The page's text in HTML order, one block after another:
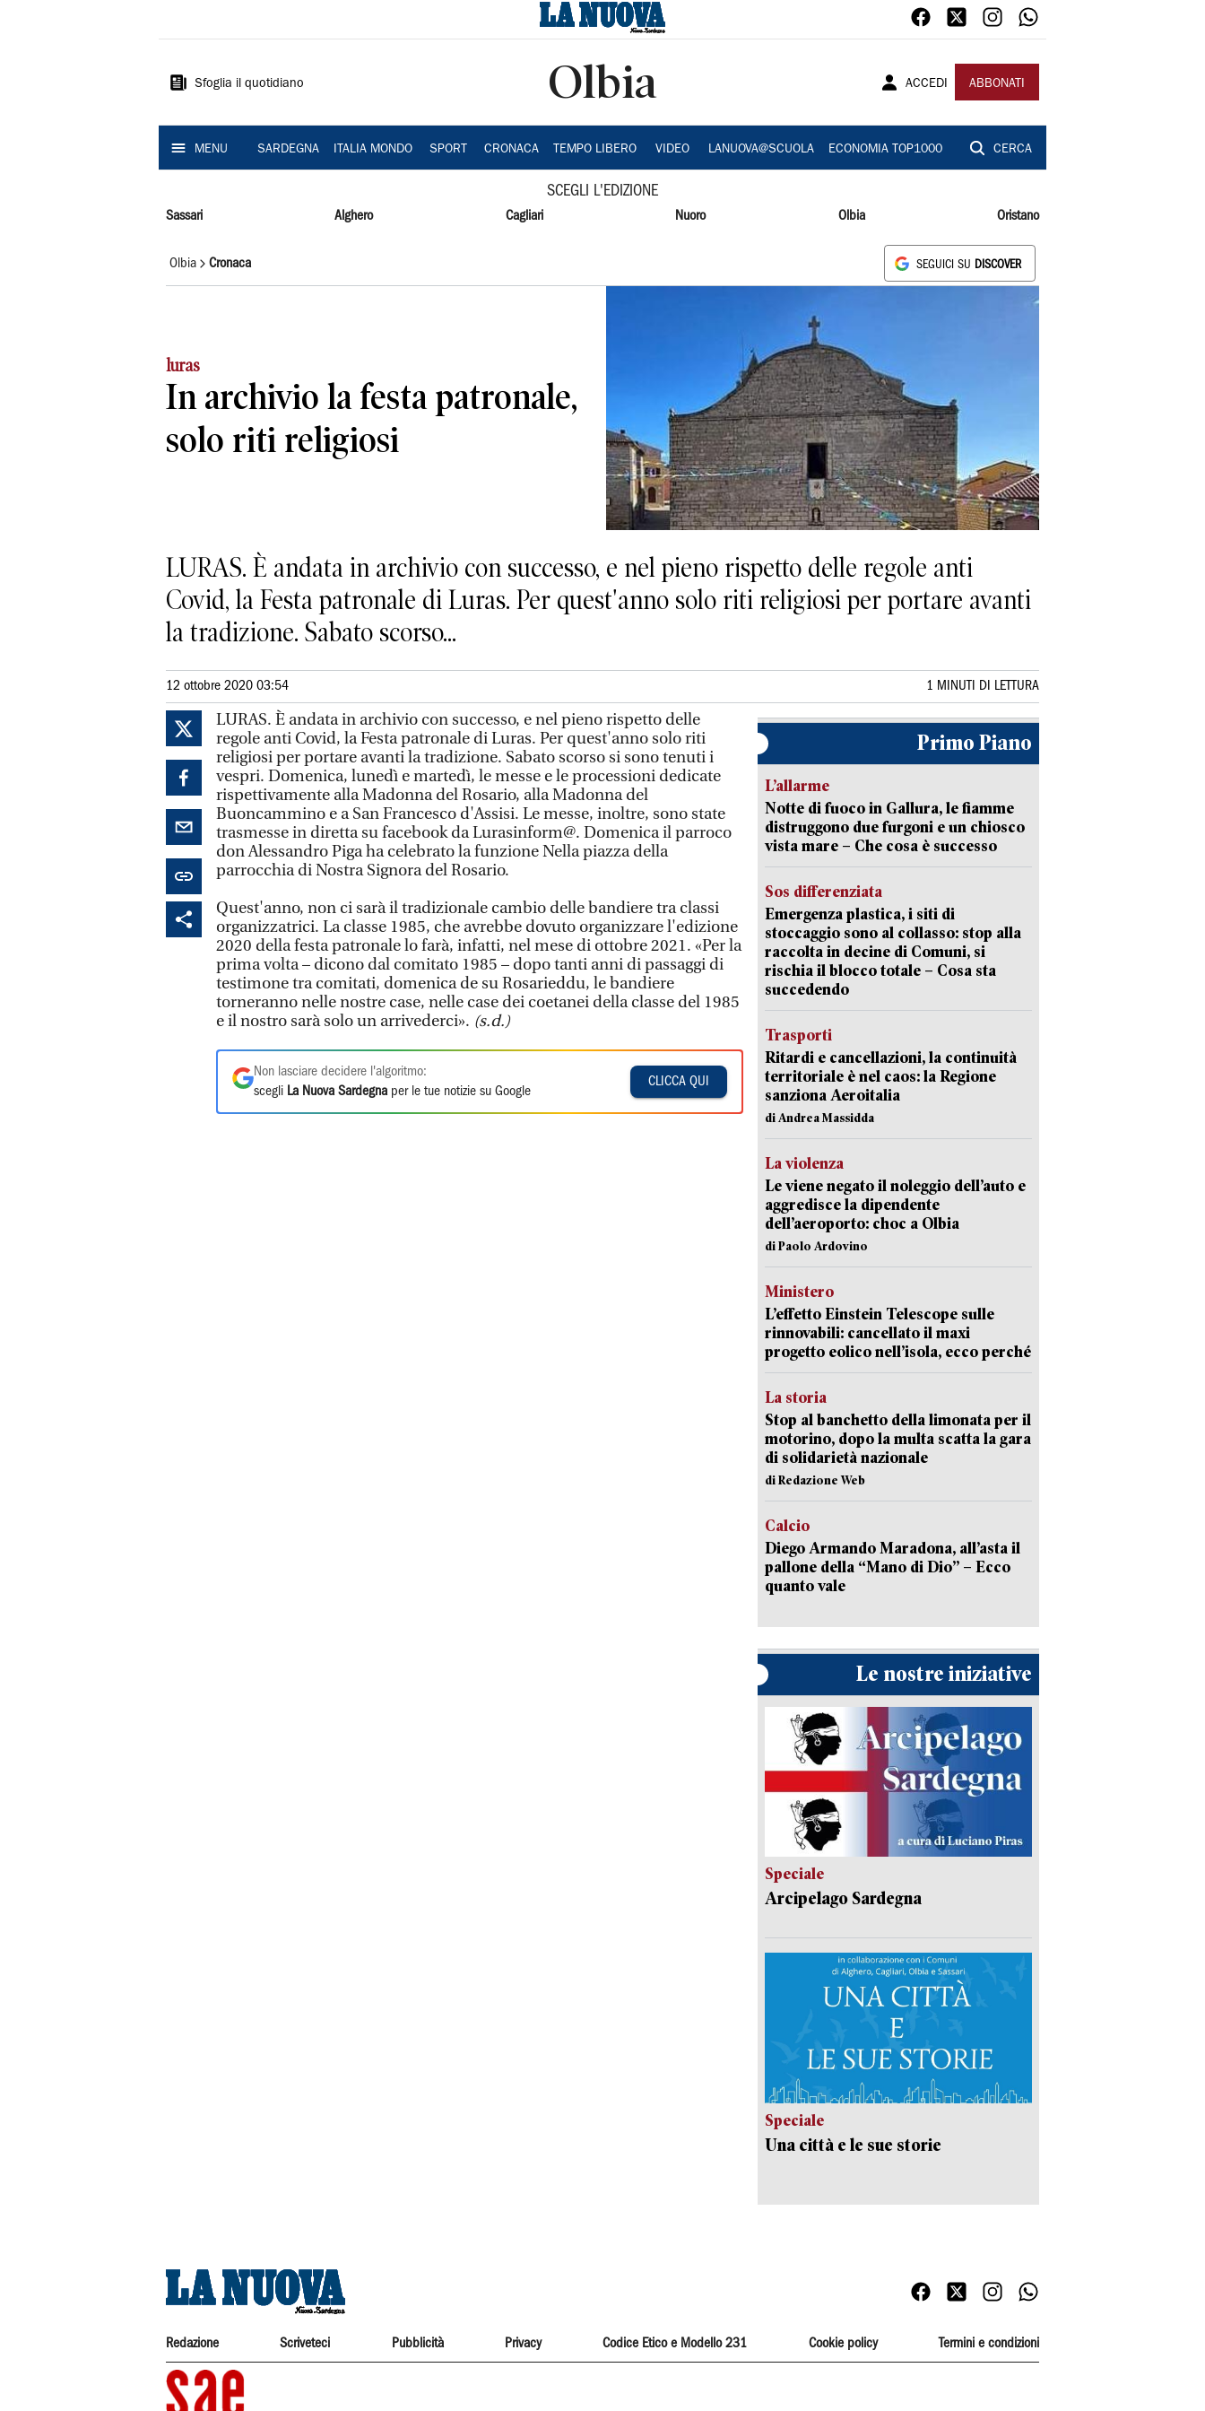
Sardegna
Sfoglia il quotidiano Olbia ACCEDI ABBONATI
MENU SARDEGNA ITALIA MONDO SPORT CRONACA TEMPO LIBERO VIDEO LANUOVA@SCUOLA ECONOMIA TOP1000 CERCA
SCEGLI L'EDIZIONE
Sassari Alghero Cagliari Nuoro Olbia Oristano
Olbia Cronaca SEGUICI SU DISCOVER
luras
In archivio la festa patronale,
solo riti religiosi
LURAS. È andata in archivio con successo, e nel pieno rispetto delle regole anti
Covid, la Festa patronale di Luras. Per quest'anno solo riti religiosi per portare avanti
la tradizione. Sabato scorso...
12 ottobre 2020 03:54 1 MINUTI DI LETTURA
LURAS. È andata in archivio con successo, e nel pieno rispetto delle
regole anti Covid, la Festa patronale di Luras. Per quest'anno solo riti
religiosi per portare avanti la tradizione. Sabato scorso si sono tenuti i
vespri. Domenica, lunedì e martedì, le messe e le processioni dedicate
rispettivamente alla Madonna del Rosario, alla Madonna del
Buoncammino e a San Francesco d'Assisi. Le messe, inoltre, sono state
trasmesse in diretta su facebook da Lurasinform@. Domenica il parroco
don Alessandro Piga ha celebrato la funzione Nella piazza della
parrocchia di Nostra Signora del Rosario.
Quest'anno, non ci sarà il tradizionale cambio delle bandiere tra classi
organizzatrici. La classe 1985, che avrebbe dovuto organizzare l'edizione
2020 della festa patronale lo farà, infatti, nel mese di ottobre 2021. «Per la
prima volta – dicono dal comitato 1985 – dopo tanti anni di passaggi di
testimone tra comitati, domenica de su Rosarieddu, le bandiere
torneranno nelle nostre case, nelle case dei coetanei della classe del 1985
e il nostro sarà solo un arrivederci». (s.d.)
Non lasciare decidere l'algoritmo:
scegli La Nuova Sardegna per le tue notizie su Google
CLICCA QUI
Primo Piano
L’allarme
Notte di fuoco in Gallura, le fiamme
distruggono due furgoni e un chiosco
vista mare – Che cosa è successo
Sos differenziata
Emergenza plastica, i siti di
stoccaggio sono al collasso: stop alla
raccolta in decine di Comuni, si
rischia il blocco totale – Cosa sta
succedendo
Trasporti
Ritardi e cancellazioni, la continuità
territoriale è nel caos: la Regione
sanziona Aeroitalia
di Andrea Massidda
La violenza
Le viene negato il noleggio dell’auto e
aggredisce la dipendente
dell’aeroporto: choc a Olbia
di Paolo Ardovino
Ministero
L’effetto Einstein Telescope sulle
rinnovabili: cancellato il maxi
progetto eolico nell’isola, ecco perché
La storia
Stop al banchetto della limonata per il
motorino, dopo la multa scatta la gara
di solidarietà nazionale
di Redazione Web
Calcio
Diego Armando Maradona, all’asta il
pallone della “Mano di Dio” – Ecco
quanto vale
Le nostre iniziative
Speciale
Arcipelago Sardegna
Speciale
Una città e le sue storie
Redazione Scriveteci Pubblicità Privacy Codice Etico e Modello 231 Cookie policy Termini e condizioni